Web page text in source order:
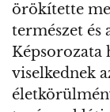
örökítette
természet és
Képsorozata
viselkednek